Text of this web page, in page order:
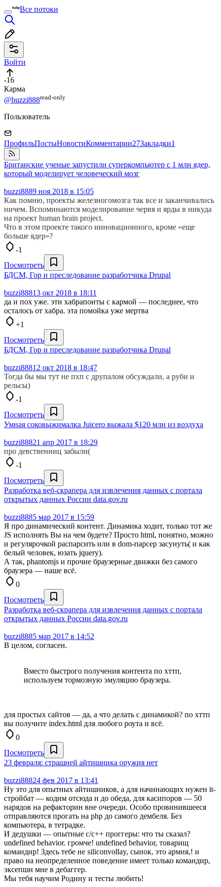
Все потоки
Войти
-16
Карма
@buzzi888read⁠-⁠only
Пользователь
ПрофильПостыНовостиКомментарии27Закладки1
Британские ученые запустили суперкомпьютер с 1 млн ядер,
который моделирует человеческий мозг
buzzi8889 ноя 2018 в 15:05
Как помню, проекты железногомозга так все и заканчивались
ничем. Вспоминаются моделирование червя и ярды в никуда
на проект human brain project.
Что в этом проекте такого инновационного, кроме «еще
больше ядер»?
-1
Посмотреть
БДСМ, Гор и преследование разработчика Drupal
buzzi88813 окт 2018 в 18:11
да и пох уже. эти хабрапонты с кармой — последнее, что
осталось от хабра. эта помойка уже мертва
+1
Посмотреть
БДСМ, Гор и преследование разработчика Drupal
buzzi88812 окт 2018 в 18:47
Тогда бы мы тут не пхп с друпалом обсуждали, а руби и
рельсы)
-1
Посмотреть
Умная соковыжималка Juicero выжала $120 млн из воздуха
buzzi88821 апр 2017 в 18:29
про девственниц забыли(
-1
Посмотреть
Разработка веб-скрапера для извлечения данных с портала
открытых данных России data.gov.ru
buzzi8885 мар 2017 в 15:59
Я про динамический контент. Динамика ходит, только тот же
JS исполнять Вы на чем будете? Просто html, понятно, можно
и регулярочкой распарсить или в dom-парсер засунуть( и как
белый человек, юзать jquery).
А так, phantomjs и прочие браузерные движки без самого
браузера — наше всё.
0
Посмотреть
Разработка веб-скрапера для извлечения данных с портала
открытых данных России data.gov.ru
buzzi8885 мар 2017 в 14:52
В целом, согласен.
Вместо быстрого получения контента по хттп,
используем тормозную эмуляцию браузера.
для простых сайтов — да, а что делать с динамикой? по хттп
вы получите index.html для любого роута и всё.
0
Посмотреть
23 февраля: страшней айтишника оружия нет
buzzi88824 фев 2017 в 13:41
Ну это для опытных айтишников, а для начинающих нужен it-
стройбат — кодим отсюда и до обеда, для касипоров — 50
нарядов на рефакторин вне очереди. Особо провинившееся
отправляются прогать на php до самого дембеля. Без
компьютера, в тетрадке.
И дедушки — опытные c/c++ проггеры: что ты сказал?
undefined behavior. громче! undefined behavior, товарищ
командир! Здесь тебе не siliconvollay, сынок, это армия,! и
право на неопределенное поведение имеет только командир,
эксепшн мне в дебаггер.
Мы тебя научим Родину и тесты любить!